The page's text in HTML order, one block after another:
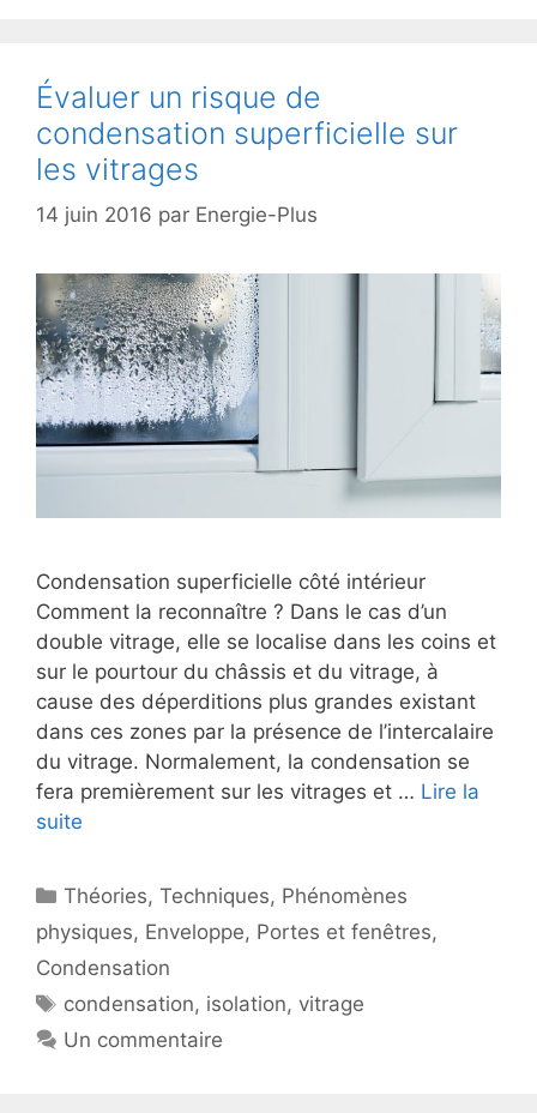
Évaluer un risque de
condensation superficielle sur
les vitrages
14 juin 2016 par Energie-Plus
Condensation superficielle côté intérieur
Comment la reconnaître ? Dans le cas d’un
double vitrage, elle se localise dans les coins et
sur le pourtour du châssis et du vitrage, à
cause des déperditions plus grandes existant
dans ces zones par la présence de l’intercalaire
du vitrage. Normalement, la condensation se
fera premièrement sur les vitrages et … Lire la
suite
Catégories
Théories,Techniques, Phénomènes
physiques, Enveloppe, Portes et fenêtres,
Condensation
Étiquettes
condensation, isolation, vitrage
Un commentaire